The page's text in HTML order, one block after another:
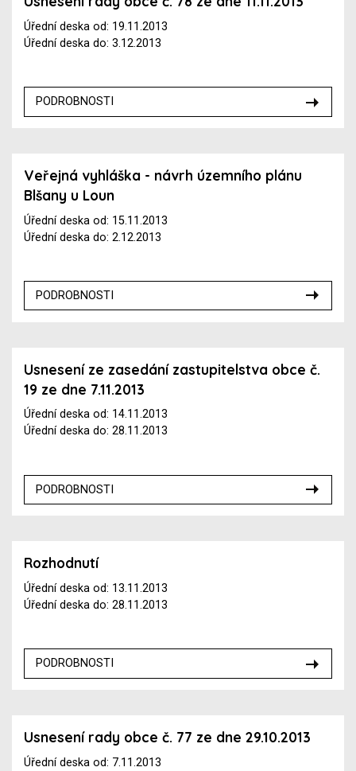
Úřední deska od: 19.11.2013
Úřední deska do: 3.12.2013
PODROBNOSTI
Veřejná vyhláška - návrh územního plánu
Blšany u Loun
Úřední deska od: 15.11.2013
Úřední deska do: 2.12.2013
PODROBNOSTI
Usnesení ze zasedání zastupitelstva obce č.
19 ze dne 7.11.2013
Úřední deska od: 14.11.2013
Úřední deska do: 28.11.2013
PODROBNOSTI
Rozhodnutí
Úřední deska od: 13.11.2013
Úřední deska do: 28.11.2013
PODROBNOSTI
Usnesení rady obce č. 77 ze dne 29.10.2013
Úřední deska od: 7.11.2013